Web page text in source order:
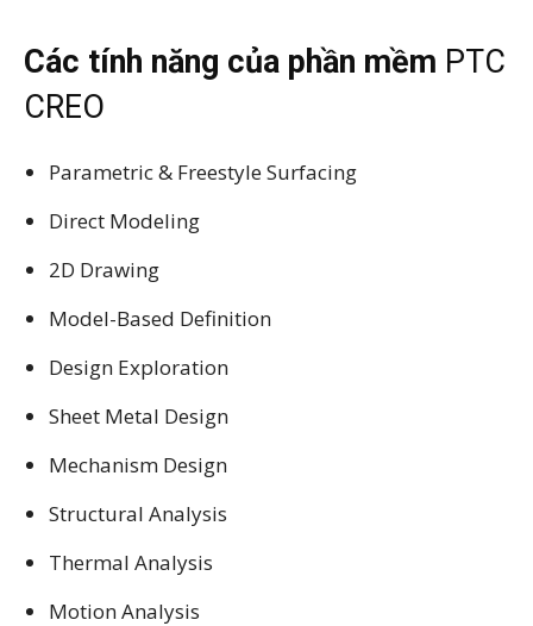
Các tính năng của phần mềm PTC
CREO
Parametric & Freestyle Surfacing
Direct Modeling
2D Drawing
Model-Based Definition
Design Exploration
Sheet Metal Design
Mechanism Design
Structural Analysis
Thermal Analysis
Motion Analysis